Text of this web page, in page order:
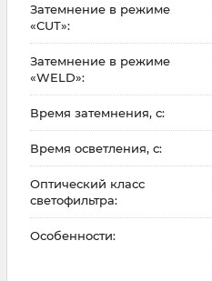
Затемнение в режиме
«CUT»:
Затемнение в режиме
«WELD»:
Время затемнения, с:
Время осветления, с:
Оптический класс
светофильтра:
Особенности: